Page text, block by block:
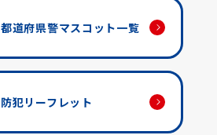
都道府県警マスコット一覧
防犯リーフレット